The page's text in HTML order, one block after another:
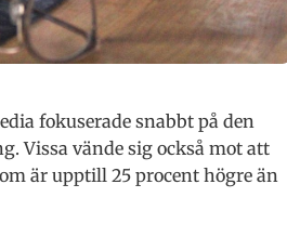
fokuserade snabbt på den
Vissa vände sig också mot att
är upptill 25 procent högre än